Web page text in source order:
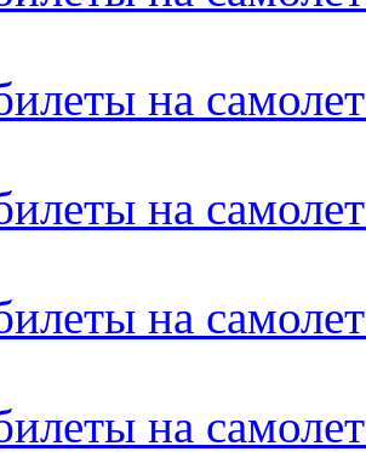
на
на
на
на